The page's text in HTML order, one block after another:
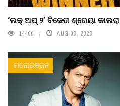
‘ଲକ୍ ଅପ୍ ୨’ ବିଜେତା ଶ୍ରେୟା କାଲରା
14480 AUG 06, 2026
ମନୋରଞ୍ଜନ